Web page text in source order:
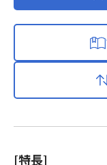
[特長]